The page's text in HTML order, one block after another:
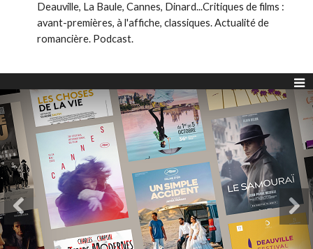
Deauville, La Baule, Cannes, Dinard...Critiques de films :
avant-premières, à l'affiche, classiques. Actualité de
romancière. Podcast.